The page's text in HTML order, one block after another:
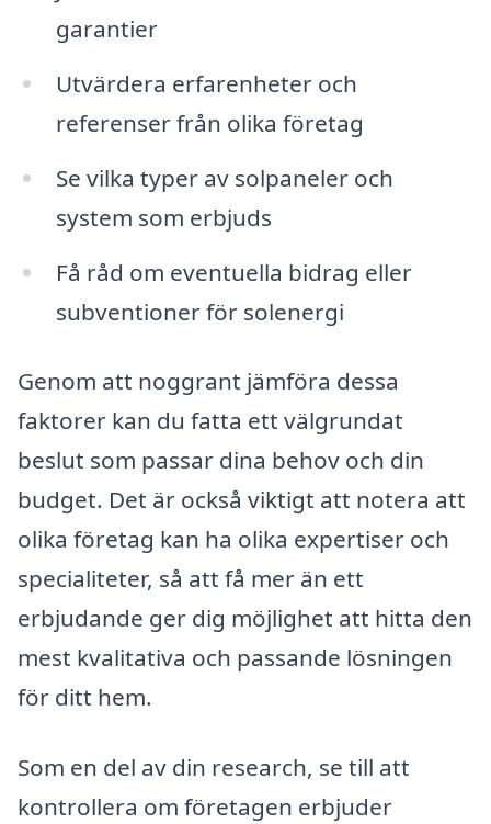
garantier
Utvärdera erfarenheter och
referenser från olika företag
Se vilka typer av solpaneler och
system som erbjuds
Få råd om eventuella bidrag eller
subventioner för solenergi
Genom att noggrant jämföra dessa
faktorer kan du fatta ett välgrundat
beslut som passar dina behov och din
budget. Det är också viktigt att notera att
olika företag kan ha olika expertiser och
specialiteter, så att få mer än ett
erbjudande ger dig möjlighet att hitta den
mest kvalitativa och passande lösningen
för ditt hem.
Som en del av din research, se till att
kontrollera om företagen erbjuder